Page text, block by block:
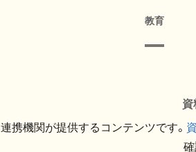
教育
連携機関が提供するコンテンツです。
確